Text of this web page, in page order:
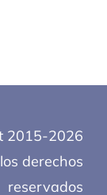
2015-2026
derechos
reservados